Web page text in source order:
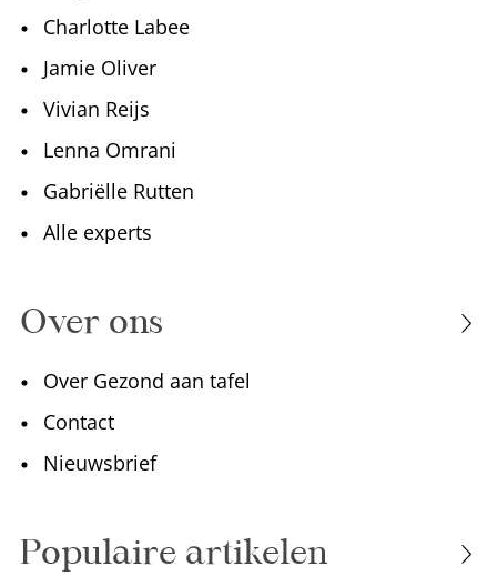
Charlotte Labee
Jamie Oliver
Vivian Reijs
Lenna Omrani
Gabriëlle Rutten
Alle experts
Over ons
Over Gezond aan tafel
Contact
Nieuwsbrief
Populaire artikelen